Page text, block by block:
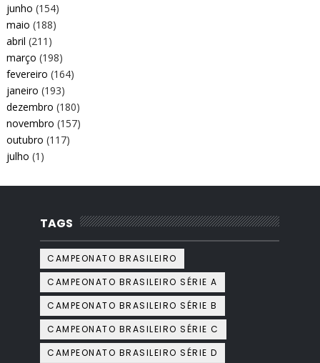
junho (154)
maio (188)
abril (211)
março (198)
fevereiro (164)
janeiro (193)
dezembro (180)
novembro (157)
outubro (117)
julho (1)
TAGS
CAMPEONATO BRASILEIRO
CAMPEONATO BRASILEIRO SÉRIE A
CAMPEONATO BRASILEIRO SÉRIE B
CAMPEONATO BRASILEIRO SÉRIE C
CAMPEONATO BRASILEIRO SÉRIE D